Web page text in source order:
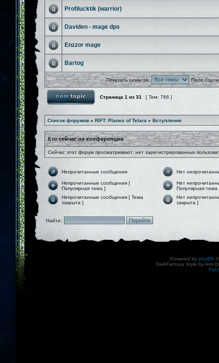
Profilucktik (warrior)
Daviden - mage dps
Enzzor mage
Bartog
Показать темы за: Поле
Страница 1 из 31 [ Тем: 766 ]
Список форумов » RIFT: Planes of Telara » Вступление
Кто сейчас на конференции
Сейчас этот форум просматривают: нет зарегистрированных
Непрочитанные сообщения Нет
Непрочитанные сообщения [
Популярная тема ]
Нет
Популярная тема
Непрочитанные сообщения [ Тема
закрыта ]
Нет
закрыта ]
Найти:
Powered by phpBB
DarkFantasy Style by Arm